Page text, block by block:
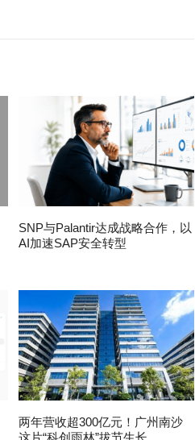
SNP与Palantir达成战略合作，以
AI加速SAP安全转型
两年营收超300亿元！广州南沙
这片“科创雨林”拔节生长